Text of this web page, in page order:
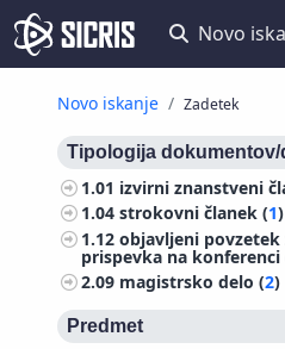
Novo
Novo iskanje Zadetek
Tipologija dokumentov/
1.01 izvirni znanstveni
1.04strokovni članek (1)
1.12objavljeni povzetek
prispevka na konferenci
2.09 magistrsko delo (2)
Predmet